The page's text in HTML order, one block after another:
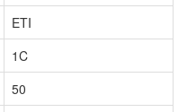
ETI
1C
50